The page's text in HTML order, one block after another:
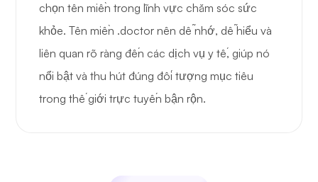
chọn tên miền trong lĩnh vực chăm sóc sức
khỏe. Tên miền .doctor nên dễ nhớ, dễ hiểu và
liên quan rõ ràng đến các dịch vụ y tế, giúp nó
nổi bật và thu hút đúng đối tượng mục tiêu
trong thế giới trực tuyến bận rộn.